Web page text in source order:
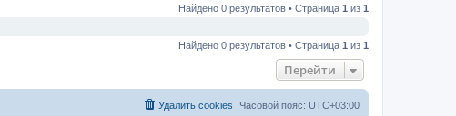
Найдено 0 результатов • Страница 1 из 1
Найдено 0 результатов • Страница 1 из 1
Перейти
Часовой пояс: UTC+03:00
Удалить cookies